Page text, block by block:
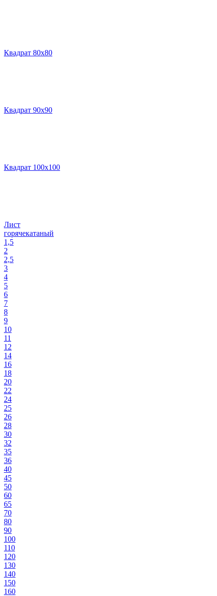
Квадрат 80х80
Квадрат 90х90
Квадрат 100х100
Лист
горячекатаный
1,5
2
2,5
3
4
5
6
7
8
9
10
11
12
14
16
18
20
22
24
25
26
28
30
32
35
36
40
45
50
60
65
70
80
90
100
110
120
130
140
150
160